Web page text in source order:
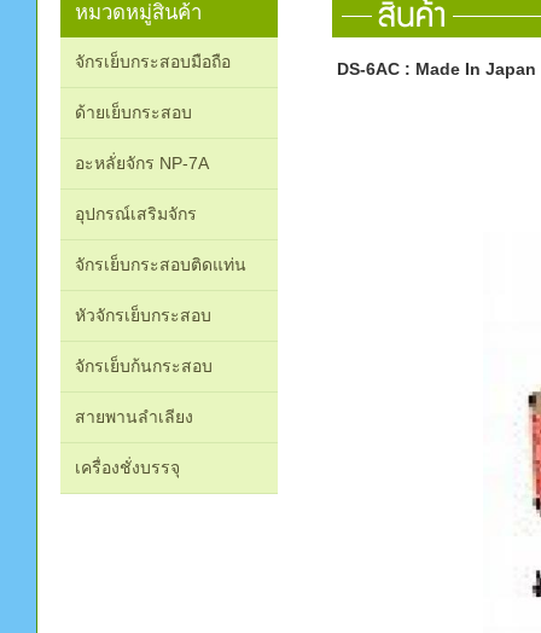
หมวดหมู่สินค้า
จักรเย็บกระสอบมือถือ
ด้ายเย็บกระสอบ
อะหลั่ยจักร NP-7A
อุปกรณ์เสริมจักร
จักรเย็บกระสอบติดแท่น
หัวจักรเย็บกระสอบ
จักรเย็บก้นกระสอบ
สายพานลำเลียง
เครื่องชั่งบรรจุ
DS-6AC : Made In Japan